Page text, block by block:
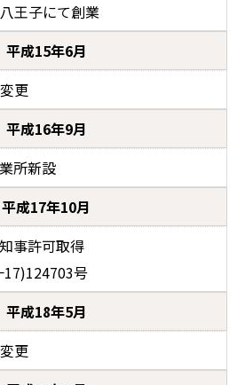
王子にて創業
平成15年6月
更
平成16年9月
所新設
平成17年10月
事許可取得
号
平成18年5月
更